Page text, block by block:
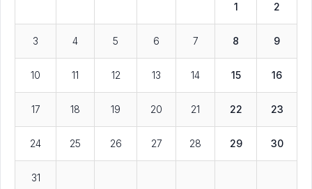
1 2
3 4 5 6 7 8 9
10 11 12 13 14 15 16
17 18 19 20 21 22 23
24 25 26 27 28 29 30
31